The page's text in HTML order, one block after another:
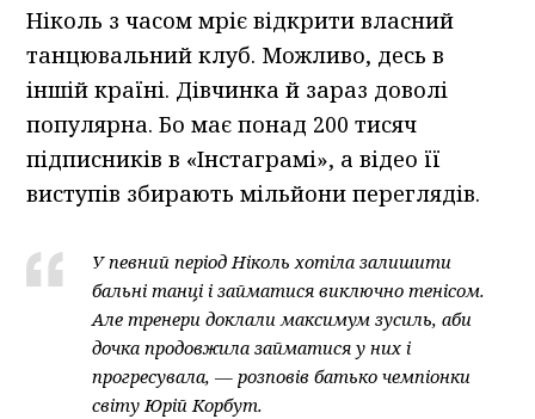
Ніколь з часом мріє відкрити власний
танцювальний клуб. Можливо, десь в
іншій країні. Дівчинка й зараз доволі
популярна. Бо має понад 200 тисяч
підписників в «Інстаграмі», а відео її
виступів збирають мільйони переглядів.
У певний період Ніколь хотіла залишити
бальні танці і займатися виключно тенісом.
Але тренери доклали максимум зусиль, аби
дочка продовжила займатися у них і
прогресувала, — розповів батько чемпіонки
світу Юрій Корбут.